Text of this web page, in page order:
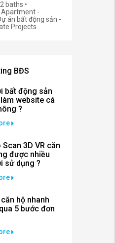
baths •
Apartment -
án bất động sản -
Projects
BĐS
bất động sản
website cá
?
3D VR căn
được nhiều
sử dụng ?
hộ nhanh
5 bước đơn